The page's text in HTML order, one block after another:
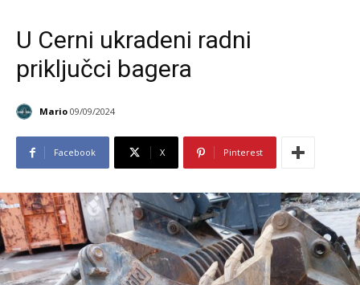
U Cerni ukradeni radni
priključci bagera
Mario 09/09/2024
Facebook X Pinterest